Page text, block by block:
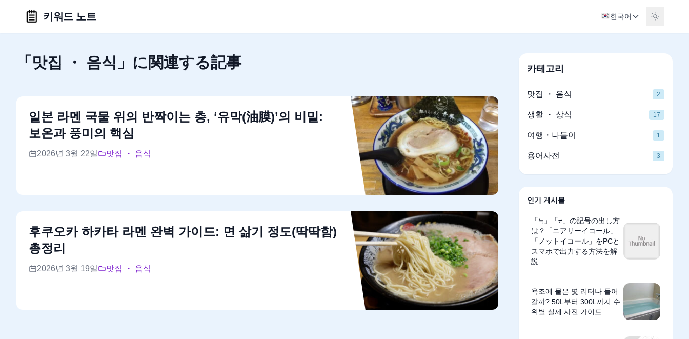
키워드 노트 한국어
「맛집 ・ 음식」に関連する記事
일본 라멘 국물 위의 반짝이는 층, ‘유막(油膜)’의 비밀:
보온과 풍미의 핵심
2026년 3월 22일 맛집 ・ 음식
후쿠오카 하카타 라멘 완벽 가이드: 면 삶기 정도(딱딱함)
총정리
2026년 3월 19일 맛집 ・ 음식
카테고리
맛집 ・ 음식 2
생활 ・ 상식 17
여행・나들이 1
용어사전 3
인기 게시물
「≒」「≠」の記号の出し方
は？「ニアリーイコール」
「ノットイコール」をPCと
スマホで出力する方法を解
説
욕조에 물은 몇 리터나 들어
갈까? 50L부터 300L까지 수
위별 실제 사진 가이드